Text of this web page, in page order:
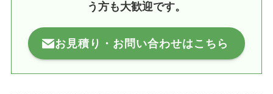
う方も大歓迎です。
お見積り・お問い合わせはこちら